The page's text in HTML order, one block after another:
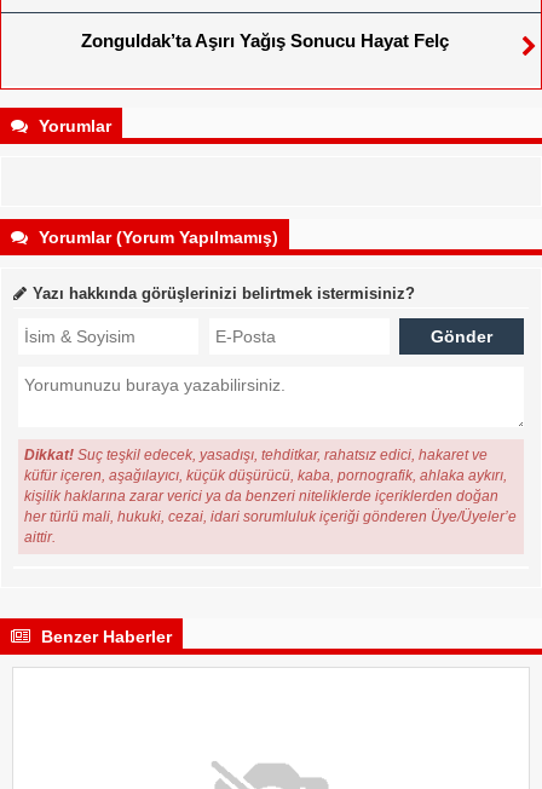
Zonguldak’ta Aşırı Yağış Sonucu Hayat Felç
Yorumlar
Yorumlar (Yorum Yapılmamış)
Yazı hakkında görüşlerinizi belirtmek istermisiniz?
Dikkat! Suç teşkil edecek, yasadışı, tehditkar, rahatsız edici, hakaret ve
küfür içeren, aşağılayıcı, küçük düşürücü, kaba, pornografik, ahlaka aykırı,
kişilik haklarına zarar verici ya da benzeri niteliklerde içeriklerden doğan
her türlü mali, hukuki, cezai, idari sorumluluk içeriği gönderen Üye/Üyeler’e
aittir.
Benzer Haberler